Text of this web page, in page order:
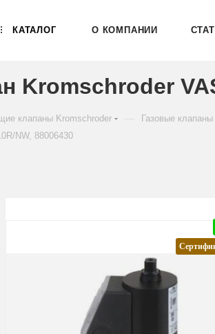
КАТАЛОГ О КОМПАНИИ
Kromschroder
клапаны Kromschroder Газовые
NW, 88006430